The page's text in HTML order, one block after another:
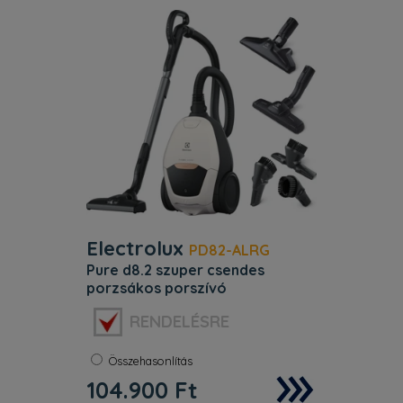
függőlegesen is tárolható. 2 porzsák
Electrolux PD82-ALRG
pure d8.2 szuper csendes
porzsákos porszívó
Szín: Fehér
Porzsák: Igen
Termékjellemzők. A PURE D8.2
porszívóval új élmény a takarítás.
Fejlett megoldásaival, a SmartMode
RENDELÉSRE
Összehasonlítás
104.900 Ft